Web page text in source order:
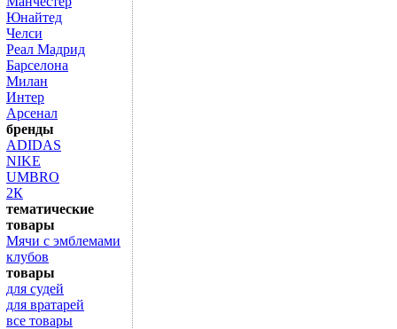
Юнайтед
Челси
Реал Мадрид
Барселона
Милан
Интер
Арсенал
бренды
ADIDAS
NIKE
UMBRO
2К
тематические
товары
Мячи с эмблемами
клубов
товары
для судей
для вратарей
все товары